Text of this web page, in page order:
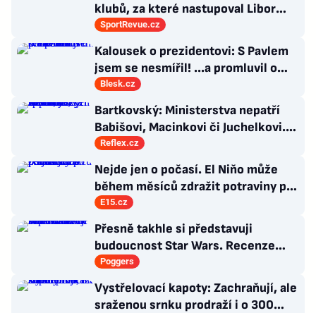
klubů, za které nastupoval Libor
Kozák
SportRevue.cz
Kalousek o prezidentovi: S Pavlem
jsem se nesmířil! ...a promluvil o
návratu
Blesk.cz
Bartkovský: Ministerstva nepatří
Babišovi, Macinkovi či Juchelkovi.
Přestaňte útočit, jste jen správci
Reflex.cz
Nejde jen o počasí. El Niňo může
během měsíců zdražit potraviny po
celém světě
E15.cz
Přesně takhle si představuji
budoucnost Star Wars. Recenze
Star Wars: The Ninth Jedi
Poggers
Vystřelovací kapoty: Zachraňují, ale
sraženou srnku prodraží i o 300